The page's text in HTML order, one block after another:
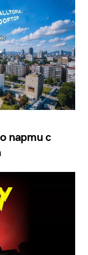
парти с